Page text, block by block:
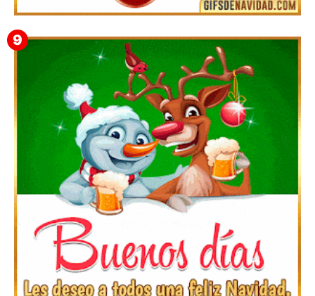
▷ Los Mejores Fondos de pantalla de feliz navidad
2022 📖